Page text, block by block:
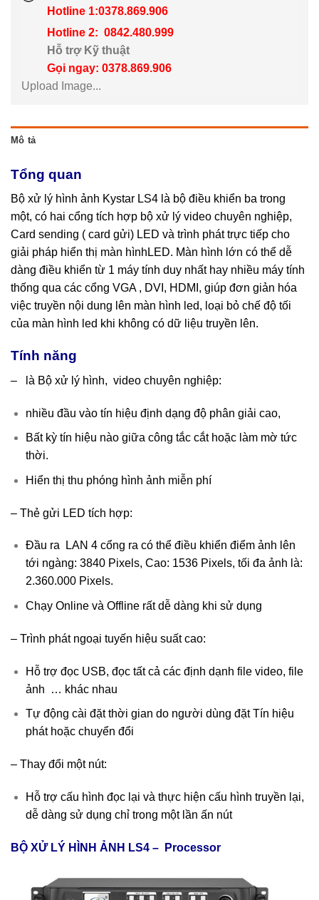
Hotline 1:0378.869.906
Hotline 2: 0842.480.999
Hỗ trợ Kỹ thuật
Gọi ngay: 0378.869.906
Upload Image...
Mô tả
Tổng quan
Bộ xử lý hình ảnh Kystar LS4 là bộ điều khiển ba trong
một, có hai cổng tích hợp bộ xử lý video chuyên nghiệp,
Card sending ( card gửi) LED và trình phát trực tiếp cho
giải pháp hiển thị màn hìnhLED. Màn hình lớn có thể dễ
dàng điều khiển từ 1 máy tính duy nhất hay nhiều máy tính
thống qua các cổng VGA , DVI, HDMI, giúp đơn giản hóa
việc truyền nội dung lên màn hình led, loại bỏ chế độ tối
của màn hình led khi không có dữ liệu truyền lên.
Tính năng
– là Bộ xử lý hình, video chuyên nghiệp:
nhiều đầu vào tín hiệu định dạng độ phân giải cao,
Bất kỳ tín hiệu nào giữa công tắc cắt hoặc làm mờ tức
thời.
Hiển thị thu phóng hình ảnh miễn phí
– Thẻ gửi LED tích hợp:
Đầu ra LAN 4 cổng ra có thể điều khiển điểm ảnh lên
tới ngàng: 3840 Pixels, Cao: 1536 Pixels, tối đa ảnh là:
2.360.000 Pixels.
Chạy Online và Offline rất dễ dàng khi sử dụng
– Trình phát ngoại tuyến hiệu suất cao:
Hỗ trợ đọc USB, đọc tất cả các định dạnh file video, file
ảnh … khác nhau
Tự động cài đặt thời gian do người dùng đặt Tín hiệu
phát hoặc chuyển đổi
– Thay đổi một nút:
Hỗ trợ cấu hình đọc lại và thực hiện cấu hình truyền lại,
dễ dàng sử dụng chỉ trong một lần ấn nút
BỘ XỬ LÝ HÌNH ẢNH LS4 – Processor